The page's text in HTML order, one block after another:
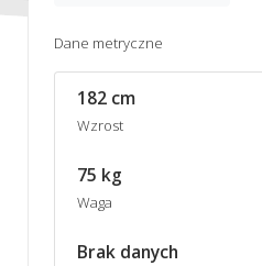
Dane metryczne
182 cm
Wzrost
75 kg
Waga
Brak danych